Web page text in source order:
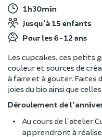
1h30min
Jusqu'à 15 enfants
Pour les 6-12 ans
Les cupcakes, ces petits
couleur et sources de
à faire et à gouter. Faites
joies du bio ainsi que
Déroulement de
Au cours de l'atelier
apprendront à